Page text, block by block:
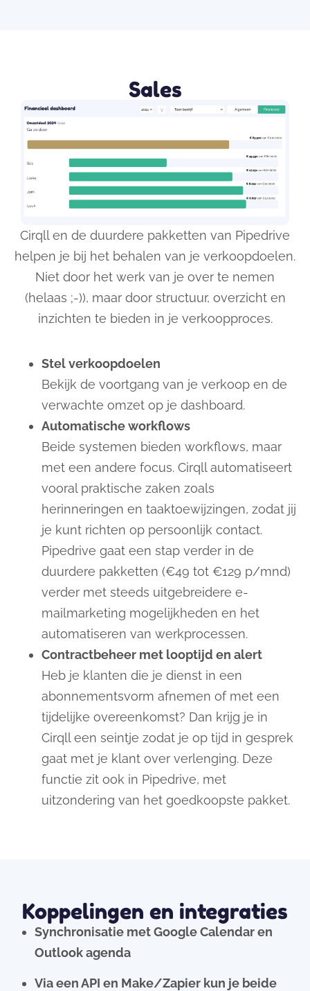
Sales
Cirqll en de duurdere pakketten van Pipedrive
helpen je bij het behalen van je verkoopdoelen.
Niet door het werk van je over te nemen
(helaas ;-)), maar door structuur, overzicht en
inzichten te bieden in je verkoopproces.
Stel verkoopdoelen
Bekijk de voortgang van je verkoop en de
verwachte omzet op je dashboard.
Automatische workflows
Beide systemen bieden workflows, maar
met een andere focus. Cirqll automatiseert
vooral praktische zaken zoals
herinneringen en taaktoewijzingen, zodat jij
je kunt richten op persoonlijk contact.
Pipedrive gaat een stap verder in de
duurdere pakketten (€49 tot €129 p/mnd)
verder met steeds uitgebreidere e-
mailmarketing mogelijkheden en het
automatiseren van werkprocessen.
Contractbeheer met looptijd en alert
Heb je klanten die je dienst in een
abonnementsvorm afnemen of met een
tijdelijke overeenkomst? Dan krijg je in
Cirqll een seintje zodat je op tijd in gesprek
gaat met je klant over verlenging. Deze
functie zit ook in Pipedrive, met
uitzondering van het goedkoopste pakket.
Koppelingen en integraties
Synchronisatie met Google Calendar en
Outlook agenda
Via een API en Make/Zapier kun je beide